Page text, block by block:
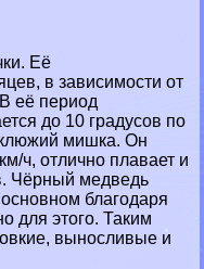
Её
в зависимости от
её период
до 10 градусов по
мишка. Он
ч, отлично плавает и
Чёрный медведь
благодаря
для этого. Таким
выносливые и